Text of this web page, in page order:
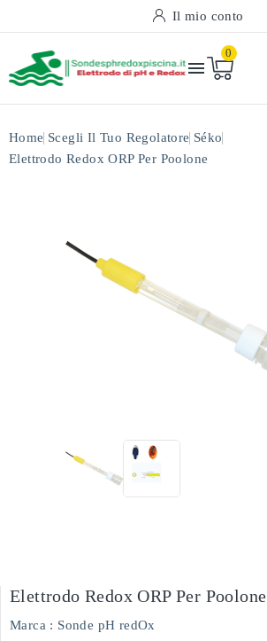
Il mio conto

0
Home Scegli Il Tuo Regolatore Séko
Elettrodo Redox ORP Per Poolone
Elettrodo Redox ORP Per Poolone
Marca : Sonde pH redOx